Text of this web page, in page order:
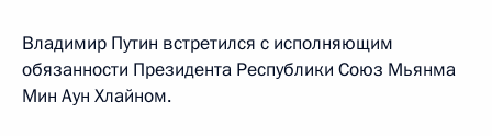
Владимир Путин встретился с исполняющим
обязанности Президента Республики Союз Мьянма
Мин Аун Хлайном.